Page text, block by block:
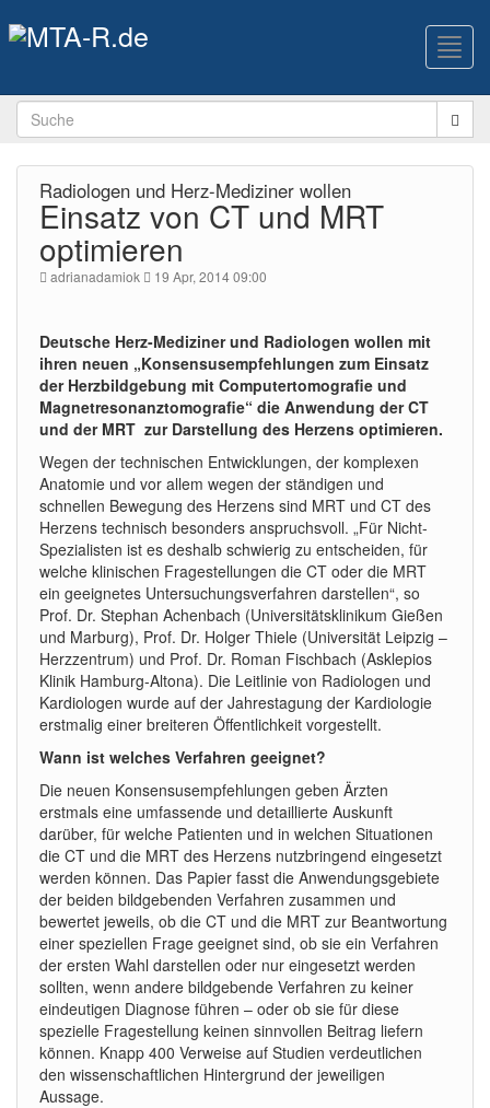
Radiologen und Herz-Mediziner wollen
Einsatz von CT und MRT
optimieren
adrianadamiok 19 Apr, 2014 09:00
Deutsche Herz-Mediziner und Radiologen wollen mit
ihren neuen „Konsensusempfehlungen zum Einsatz
der Herzbildgebung mit Computertomografie und
Magnetresonanztomografie“ die Anwendung der CT
und der MRT zur Darstellung des Herzens optimieren.
Wegen der technischen Entwicklungen, der komplexen
Anatomie und vor allem wegen der ständigen und
schnellen Bewegung des Herzens sind MRT und CT des
Herzens technisch besonders anspruchsvoll. „Für Nicht-
Spezialisten ist es deshalb schwierig zu entscheiden, für
welche klinischen Fragestellungen die CT oder die MRT
ein geeignetes Untersuchungsverfahren darstellen“, so
Prof. Dr. Stephan Achenbach (Universitätsklinikum Gießen
und Marburg), Prof. Dr. Holger Thiele (Universität Leipzig –
Herzzentrum) und Prof. Dr. Roman Fischbach (Asklepios
Klinik Hamburg-Altona). Die Leitlinie von Radiologen und
Kardiologen wurde auf der Jahrestagung der Kardiologie
erstmalig einer breiteren Öffentlichkeit vorgestellt.
Wann ist welches Verfahren geeignet?
Die neuen Konsensusempfehlungen geben Ärzten
erstmals eine umfassende und detaillierte Auskunft
darüber, für welche Patienten und in welchen Situationen
die CT und die MRT des Herzens nutzbringend eingesetzt
werden können. Das Papier fasst die Anwendungsgebiete
der beiden bildgebenden Verfahren zusammen und
bewertet jeweils, ob die CT und die MRT zur Beantwortung
einer speziellen Frage geeignet sind, ob sie ein Verfahren
der ersten Wahl darstellen oder nur eingesetzt werden
sollten, wenn andere bildgebende Verfahren zu keiner
eindeutigen Diagnose führen – oder ob sie für diese
spezielle Fragestellung keinen sinnvollen Beitrag liefern
können. Knapp 400 Verweise auf Studien verdeutlichen
den wissenschaftlichen Hintergrund der jeweiligen
Aussage.